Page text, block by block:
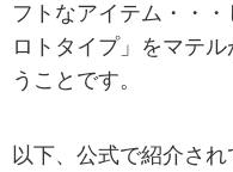
フトなアイテム・・
ロトタイプ」をマテ
うことです。
以下、公式で紹介され